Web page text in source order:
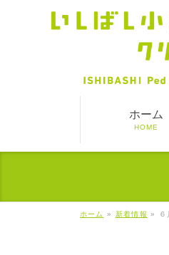
ホーム
HOME
ホーム » 新着情報 »